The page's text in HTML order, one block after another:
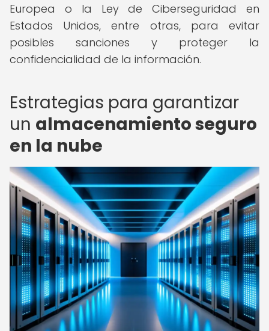
Europea o la Ley de Ciberseguridad en
Estados Unidos, entre otras, para evitar
posibles sanciones y proteger la
confidencialidad de la información.
Estrategias para garantizar
un almacenamiento seguro
en la nube